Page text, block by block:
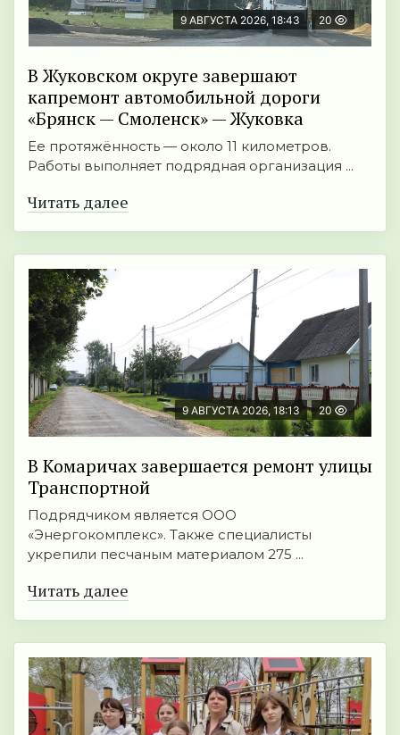
9 АВГУСТА 2026, 18:43 20
В Жуковском округе завершают
капремонт автомобильной дороги
«Брянск — Смоленск» — Жуковка
Ее протяжённость — около 11 километров.
Работы выполняет подрядная организация ...
Читать далее
9 АВГУСТА 2026, 18:13 20
В Комаричах завершается ремонт улицы
Транспортной
Подрядчиком является ООО
«Энергокомплекс». Также специалисты
укрепили песчаным материалом 275 ...
Читать далее